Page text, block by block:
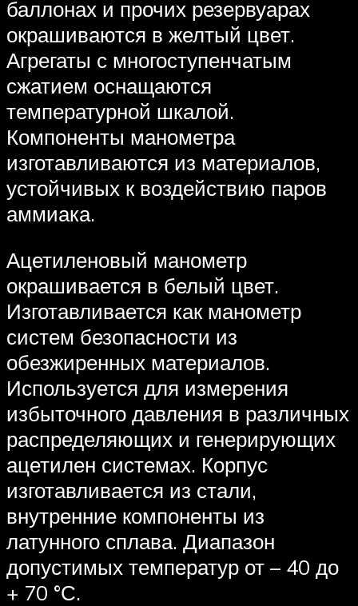
баллонах и прочих резервуарах
окрашиваются в желтый цвет.
Агрегаты с многоступенчатым
сжатием оснащаются
температурной шкалой.
Компоненты манометра
изготавливаются из материалов,
устойчивых к воздействию паров
аммиака.
Ацетиленовый манометр
окрашивается в белый цвет.
Изготавливается как манометр
систем безопасности из
обезжиренных материалов.
Используется для измерения
избыточного давления в различных
распределяющих и генерирующих
ацетилен системах. Корпус
изготавливается из стали,
внутренние компоненты из
латунного сплава. Диапазон
допустимых температур от – 40 до
+ 70 °С.